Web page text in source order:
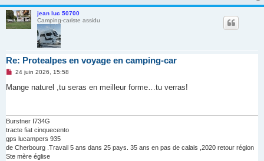
jean luc 50700
Camping-cariste assidu
Re: Protealpes en voyage en camping-car
M
s
n
o
l
u
24 juin 2026, 15:58
Mange naturel ,tu seras en meilleur forme…tu verras!
Burstner I734G
tracte fiat cinquecento
gps lucampers 935
de Cherbourg .Travail 5 ans dans 25 pays. 35 ans en pas de calais ,2020 retour région
Ste mère église